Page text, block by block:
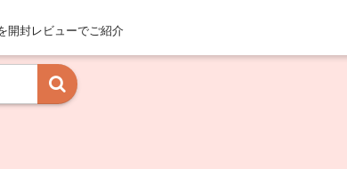
開封レビューでご紹介